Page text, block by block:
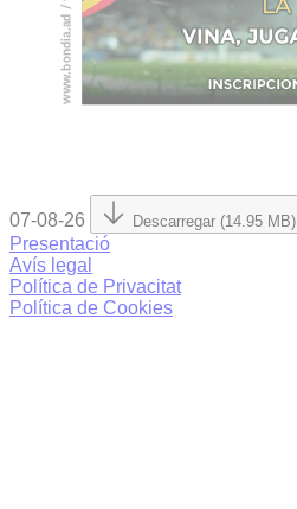
07-08-26 Descarregar (14.95 MB)
Presentació
Avís legal
Política de Privacitat
Política de Cookies